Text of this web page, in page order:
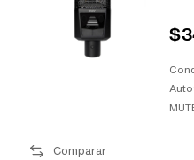
Comparar